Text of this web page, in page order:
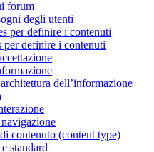
forum
degli utenti
per definire i contenuti
per definire i contenuti
dell’informazione
contenuto (content type)
standard